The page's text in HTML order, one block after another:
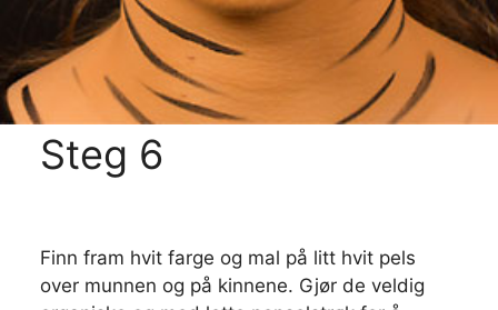
Steg 6
Finn fram hvit farge og mal på litt hvit pels
over munnen og på kinnene. Gjør de veldig